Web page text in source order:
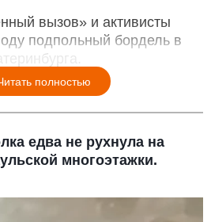
вызов» и активисты
подпольный бордель в
полностью
едва не рухнула на
многоэтажки.